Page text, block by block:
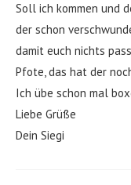
Soll ich kommen und
der schon
damit euch nichts
Pfote, das hat der
Ich übe schon mal
Liebe Grüße
Dein Siegi